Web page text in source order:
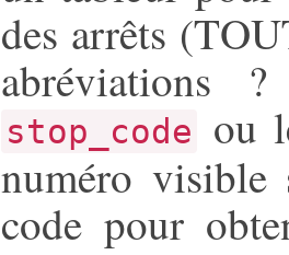
des arrêts
abréviations
stop_code
ou
numéro visible
code pour